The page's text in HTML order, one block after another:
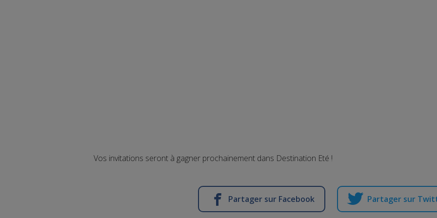
Vos invitations seront à gagner prochainement dans Destination Eté !
Partager sur Facebook Partager sur